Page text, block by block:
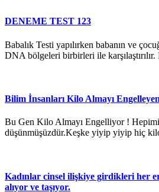
DENEME TEST 123
Babalık Testi yapılırken babanın ve
DNA bölgeleri birbirleri ile karşılaştırılır.
Bilim İnsanları Kilo Almayı
Bu Gen Kilo Almayı Engelliyor !
düşünmüşüzdür.Keşke yiyip yiyip hiç
Kadınlar cinsel ilişkiye girdikleri her
alıyor ve taşıyor.